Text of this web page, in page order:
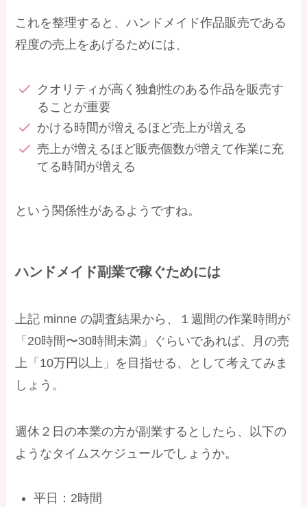
これを整理すると、ハンドメイド作品販売である
程度の売上をあげるためには、
クオリティが高く独創性のある作品を販売す
ることが重要
かける時間が増えるほど売上が増える
売上が増えるほど販売個数が増えて作業に充
てる時間が増える
という関係性があるようですね。
ハンドメイド副業で稼ぐためには
上記 minne の調査結果から、１週間の作業時間が
「20時間〜30時間未満」ぐらいであれば、月の売
上「10万円以上」を目指せる、として考えてみま
しょう。
週休２日の本業の方が副業するとしたら、以下の
ようなタイムスケジュールでしょうか。
平日：2時間